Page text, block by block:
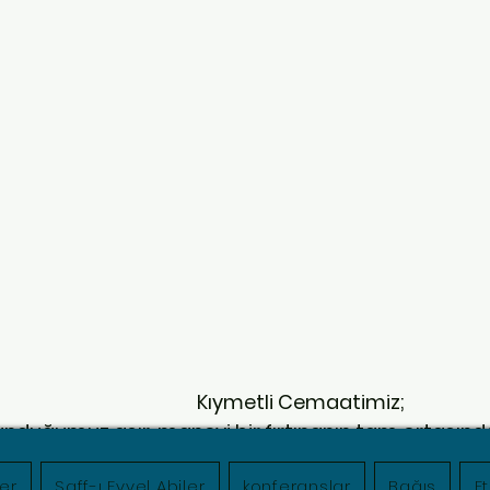
Kıymetli Cemaatimiz;
asır, manevi bir fırtınanın tam
ise fani meşgalelerle yorgun düştüğü bir